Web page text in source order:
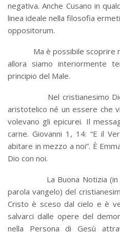
negativa. Anche Cusano in
linea ideale nella filosofia
oppositorum.
Ma è possibile scoprire
allora siamo interiormente
principio del Male.
Nel cristianesimo Dio
aristotelico né un essere che
volevano gli epicurei. Il
carne. Giovanni 1, 14: “E il
abitare in mezzo a noi”. È
Dio con noi.
La Buona Notizia (in
parola vangelo) del
Cristo è sceso dal cielo e è
salvarci dalle opere del
nella Persona di Gesù